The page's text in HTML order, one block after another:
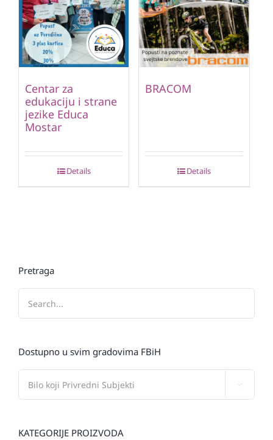
Centar za
edukaciju i strane
jezike Educa
Mostar
Details
BRACOM
Details
Pretraga
Dostupno u svim gradovima FBiH
KATEGORIJE PROIZVODA